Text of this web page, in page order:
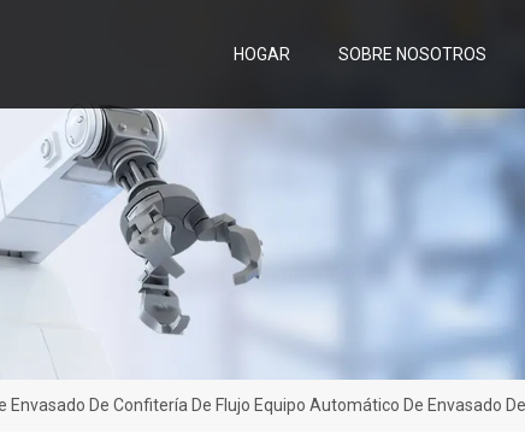
HOGAR SOBRE NOSOTROS
Envasado De Confitería De Flujo Equipo Automático De Envasado